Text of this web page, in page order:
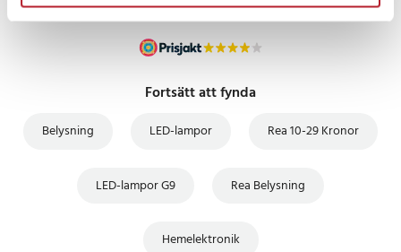
Fortsätt att fynda
Belysning LED-lampor Rea 10-29 Kronor
LED-lampor G9 Rea Belysning
Hemelektronik